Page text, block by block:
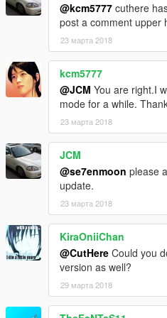
You can change the texture and
calipers and trim
Hubcolor - caliper color
That's all Enjoy it!
By Se7enMoon
ZModeler3 access donor：︶ㄣCN
[YCA Modder Group]
http://yca-mods.weebly.com/
Friend Link
http://autoprophets.weebly.com/
@kcm5777 cuthere
post a comment upper
23 марта 2018
kcm5777
@JCM You are right.I
mode for a while.
23 марта 2018
JCM
@se7enmoon please
update.
23 марта 2018
KiraOniiChan
@CutHere Could you
version as well?
29 марта 2018